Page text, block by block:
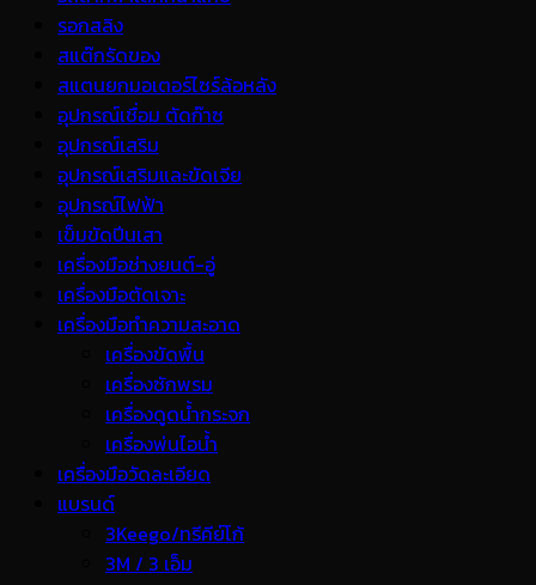
รอกสลิง
สแต๊กรัดของ
สแตนยกมอเตอร์ไซร์ล้อหลัง
อุปกรณ์เชื่อม ตัดก๊าซ
อุปกรณ์เสริม
อุปกรณ์เสริมและขัดเจีย
อุปกรณ์ไฟฟ้า
เข็มขัดปีนเสา
เครื่องมือช่างยนต์-อู่
เครื่องมือตัดเจาะ
เครื่องมือทำความสะอาด
เครื่องขัดพื้น
เครื่องซักพรม
เครื่องดูดน้ำกระจก
เครื่องพ่นไอน้ำ
เครื่องมือวัดละเอียด
แบรนด์
3Keego/ทรีคีย์โก้
3M / 3 เอ็ม